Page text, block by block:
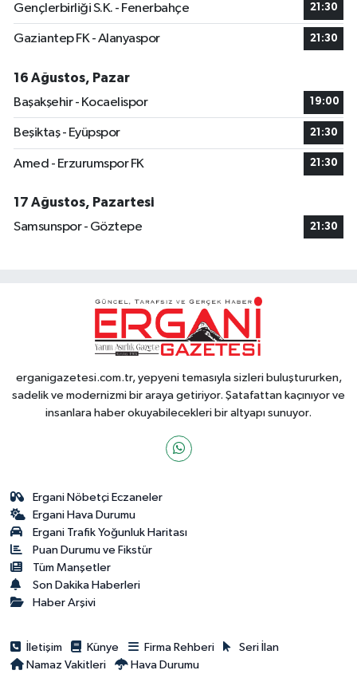
Gençlerbirliği S.K. - Fenerbahçe 21:30
Gaziantep FK - Alanyaspor 21:30
16 Ağustos, Pazar
Başakşehir - Kocaelispor
19:00
Beşiktaş - Eyüpspor 21:30
Amed - Erzurumspor FK 21:30
17 Ağustos, Pazartesi
Samsunspor - Göztepe
21:30
erganigazetesi.com.tr, yepyeni temasıyla sizleri buluştururken,
sadelik ve modernizmi bir araya getiriyor. Şatafattan kaçınıyor ve
insanlara haber okuyabilecekleri bir altyapı sunuyor.
Ergani Nöbetçi Eczaneler
Ergani Hava Durumu
Ergani Trafik Yoğunluk Haritası
Puan Durumu ve Fikstür
Tüm Manşetler
Son Dakika Haberleri
Haber Arşivi
İletişim Künye Firma Rehberi
Seri İlan
Namaz Vakitleri
Hava Durumu